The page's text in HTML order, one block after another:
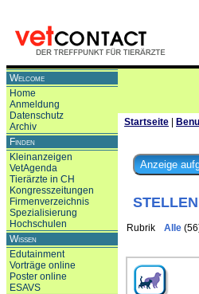
Welcome
Home
Anmeldung
Datenschutz
Archiv
Finden
Kleinanzeigen
VetAgenda
Tierärzte in CH
Kongresszeitungen
Firmenverzeichnis
Spezialisierung
Hochschulen
Wissen
Edutainment
Vorträge online
Poster online
ESAVS
Startseite
Rubrik Alle